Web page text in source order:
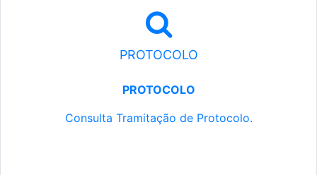
PROTOCOLO
PROTOCOLO
Consulta Tramitação de Protocolo.